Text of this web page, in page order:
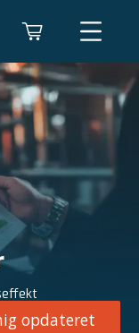
opdateret